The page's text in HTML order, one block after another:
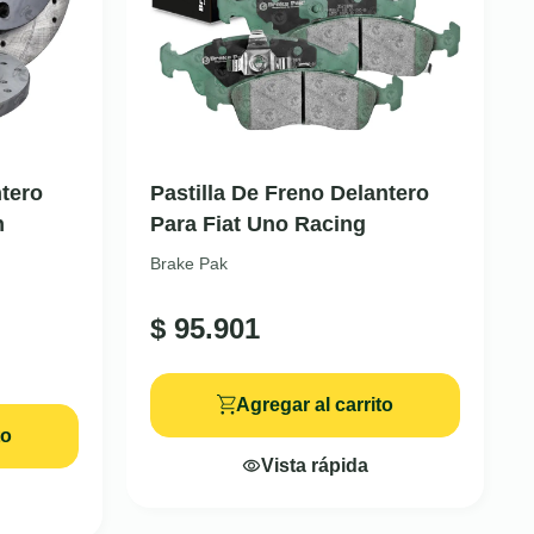
Pastilla De Freno Delantero
Para Fiat Uno Racing
Brake Pak
$ 95.901
Agregar al carrito
Vista rápida